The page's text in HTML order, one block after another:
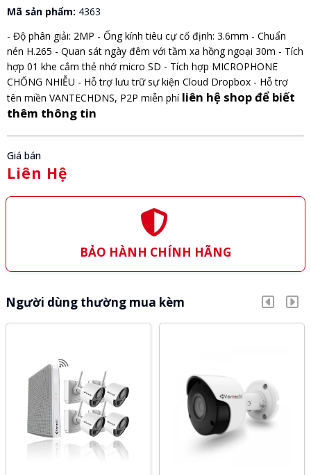
Mã sản phẩm: 4363
- Độ phân giải: 2MP - Ống kính tiêu cự cố định: 3.6mm - Chuẩn
nén H.265 - Quan sát ngày đêm với tầm xa hồng ngoại 30m - Tích
hợp 01 khe cắm thẻ nhớ micro SD - Tích hợp MICROPHONE
CHỐNG NHIỄU - Hỗ trợ lưu trữ sự kiện Cloud Dropbox - Hỗ trợ
tên miền VANTECHDNS, P2P miễn phí liên hệ shop để biết
thêm thông tin
Giá bán
Liên Hệ
BẢO HÀNH CHÍNH HÃNG
Người dùng thường mua kèm